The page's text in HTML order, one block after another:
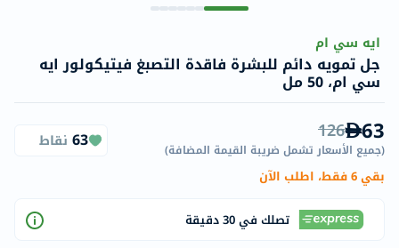
ايه سي ام
جل تمويه دائم للبشرة فاقدة التصبغ فيتيكولور ايه
سي ام، 50 مل
63
126
(جميع الأسعار تشمل ضريبة القيمة المضافة)
63 نقاط
بقي 6 فقط، اطلب الآن
تصلك في 30 دقيقة